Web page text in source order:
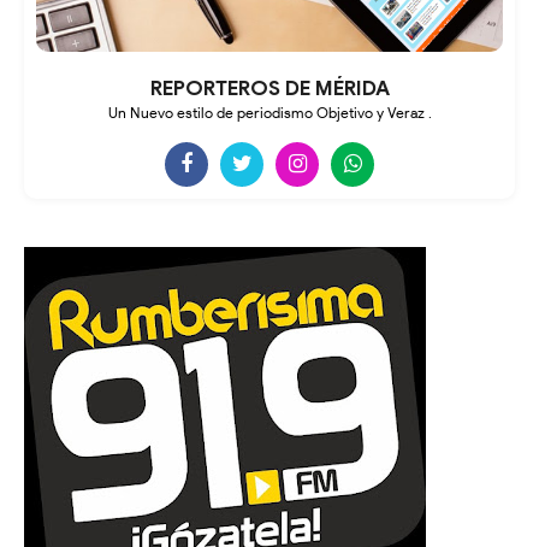
REPORTEROS DE MÉRIDA
Un Nuevo estilo de periodismo Objetivo y Veraz .